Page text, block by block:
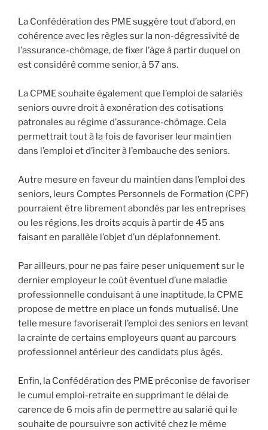
La Confédération des PME suggère tout d’abord, en
cohérence avec les règles sur la non-dégressivité de
l’assurance-chômage, de fixer l’âge à partir duquel on
est considéré comme senior, à 57 ans.
La CPME souhaite également que l’emploi de salariés
seniors ouvre droit à exonération des cotisations
patronales au régime d’assurance-chômage. Cela
permettrait tout à la fois de favoriser leur maintien
dans l’emploi et d’inciter à l’embauche des seniors.
Autre mesure en faveur du maintien dans l’emploi des
seniors, leurs Comptes Personnels de Formation (CPF)
pourraient être librement abondés par les entreprises
ou les régions, les droits acquis à partir de 45 ans
faisant en parallèle l’objet d’un déplafonnement.
Par ailleurs, pour ne pas faire peser uniquement sur le
dernier employeur le coût éventuel d’une maladie
professionnelle conduisant à une inaptitude, la CPME
propose de mettre en place un fonds mutualisé. Une
telle mesure favoriserait l’emploi des seniors en levant
la crainte de certains employeurs quant au parcours
professionnel antérieur des candidats plus âgés.
Enfin, la Confédération des PME préconise de favoriser
le cumul emploi-retraite en supprimant le délai de
carence de 6 mois afin de permettre au salarié qui le
souhaite de poursuivre son activité chez le même